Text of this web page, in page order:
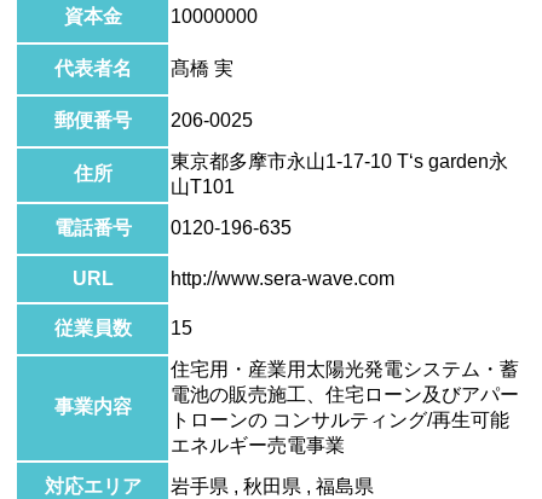
資本金 10000000
代表者名 髙橋 実
郵便番号 206-0025
住所
東京都多摩市永山1-17-10 T‘s garden永
山T101
電話番号
0120-196-635
URL http://www.sera-wave.com
従業員数 15
事業内容
住宅用・産業用太陽光発電システム・蓄
電池の販売施工、住宅ローン及びアパー
トローンの コンサルティング/再生可能
エネルギー売電事業
対応エリア
岩手県 , 秋田県 , 福島県